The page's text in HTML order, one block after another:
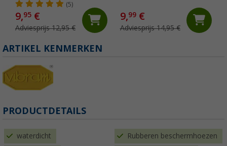
(5)
9,95 €
Adviesprijs 12,95 €
9,99€
Adviesprijs 14,95 €
ARTIKEL KENMERKEN
PRODUCTDETAILS
waterdicht Rubberen beschermhoezen